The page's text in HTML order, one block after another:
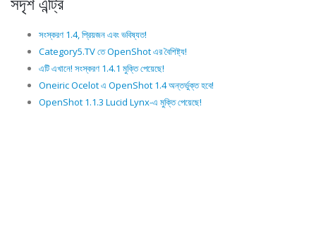
সংস্করণ 1.4, প্রিয়জন এবং ভবিষ্যত!
Category5.TV তে OpenShot এর বৈশিষ্ট্য!
এটি এখানে! সংস্করণ 1.4.1 মুক্তি পেয়েছে!
Oneiric Ocelot এ OpenShot 1.4 অন্তর্ভুক্ত হবে!
OpenShot 1.1.3 Lucid Lynx-এ মুক্তি পেয়েছে!